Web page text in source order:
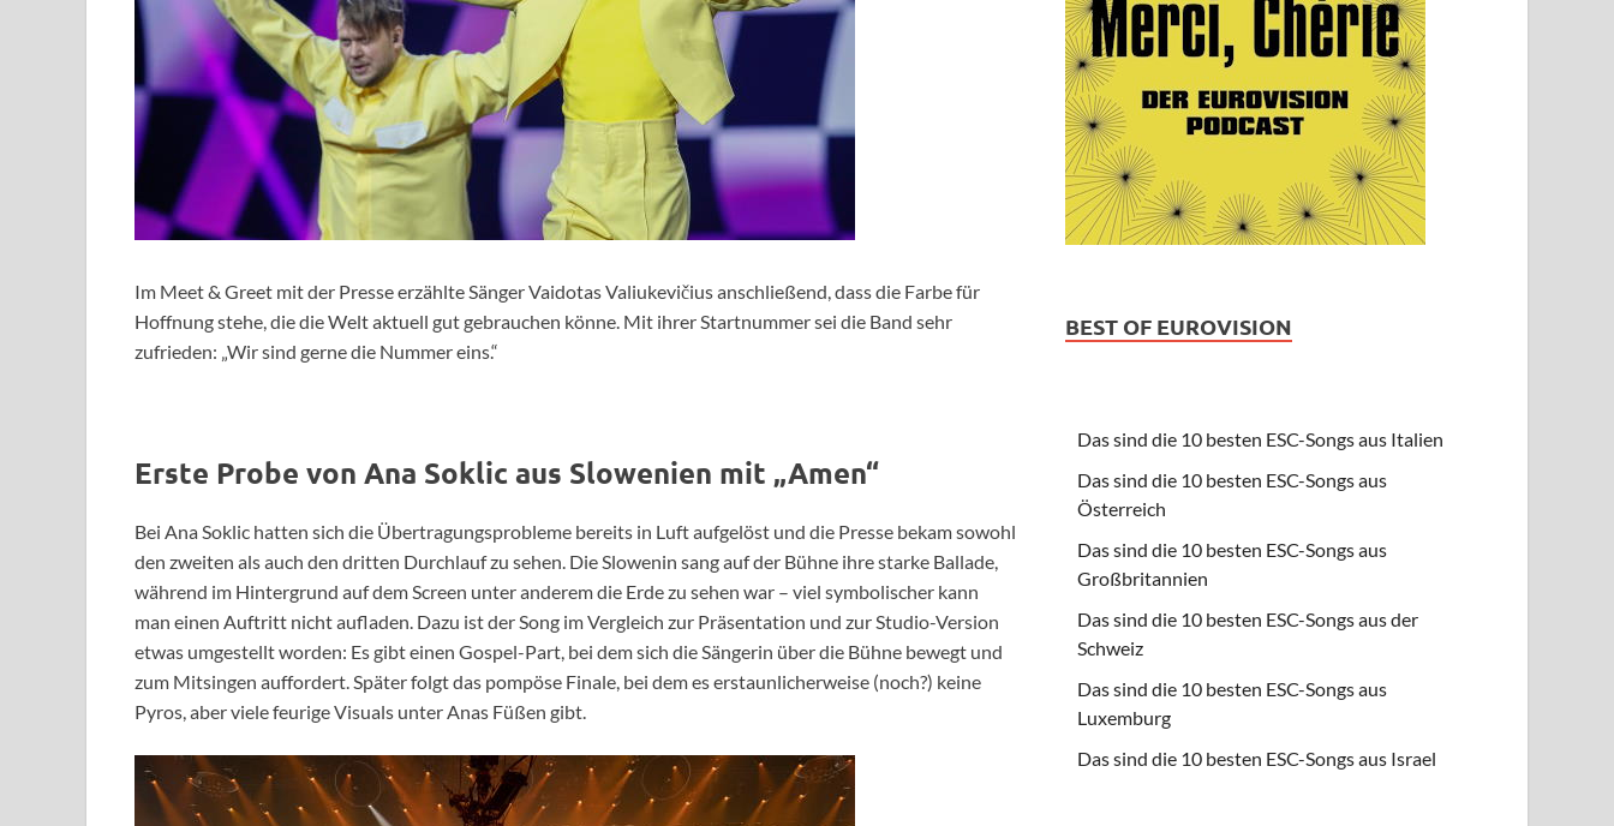
Im Meet & Greet mit der Presse erzählte Sänger Vaidotas Valiukevičius anschließend, dass die Farbe für
Hoffnung stehe, die die Welt aktuell gut gebrauchen könne. Mit ihrer Startnummer sei die Band sehr
zufrieden: „Wir sind gerne die Nummer eins.“
Erste Probe von Ana Soklic aus Slowenien mit „Amen“
Bei Ana Soklic hatten sich die Übertragungsprobleme bereits in Luft aufgelöst und die Presse bekam sowohl
den zweiten als auch den dritten Durchlauf zu sehen. Die Slowenin sang auf der Bühne ihre starke Ballade,
während im Hintergrund auf dem Screen unter anderem die Erde zu sehen war – viel symbolischer kann
man einen Auftritt nicht aufladen. Dazu ist der Song im Vergleich zur Präsentation und zur Studio-Version
etwas umgestellt worden: Es gibt einen Gospel-Part, bei dem sich die Sängerin über die Bühne bewegt und
zum Mitsingen auffordert. Später folgt das pompöse Finale, bei dem es erstaunlicherweise (noch?) keine
Pyros, aber viele feurige Visuals unter Anas Füßen gibt.
BEST OF EUROVISION
Das sind die 10 besten ESC-Songs aus Italien
Das sind die 10 besten ESC-Songs aus
Österreich
Das sind die 10 besten ESC-Songs aus
Großbritannien
Das sind die 10 besten ESC-Songs aus der
Schweiz
Das sind die 10 besten ESC-Songs aus
Luxemburg
Das sind die 10 besten ESC-Songs aus Israel